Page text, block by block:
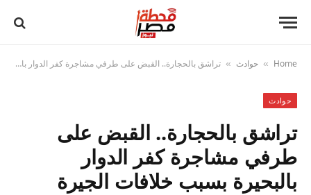
Home
» حوادث » تراشق بالحجارة.. القبض على طرفي مشاجرة كفر الدوار بالبحيرة بسبب خلافات الجيرة
حوادث
تراشق بالحجارة.. القبض على
طرفي مشاجرة كفر الدوار
بالبحيرة بسبب خلافات الجيرة